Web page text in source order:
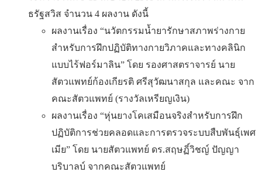
ธรัฐสวิส จำนวน 4 ผลงาน ดังนี้
ผลงานเรื่อง “นวัตกรรมน้ำยารักษาสภาพร่างกาย
สำหรับการฝึกปฏิบัติทางกายวิภาคและทางคลินิก
แบบไร้ฟอร์มาลิน” โดย รองศาสตราจารย์ นาย
สัตวแพทย์ก้องเกียรติ ศรีสุวัฒนาสกุล และคณะ จาก
คณะสัตวแพทย์ (รางวัลเหรียญเงิน)
ผลงานเรื่อง “หุ่นยางโคเสมือนจริงสำหรับการฝึก
ปฏิบัติการช่วยคลอดและการตรวจระบบสืบพันธุ์เพศ
เมีย” โดย นายสัตวแพทย์ ดร.สฤษฏิ์วิชญ์ ปัญญา
บริบาลบ์ จากคณะสัตวแพทย์